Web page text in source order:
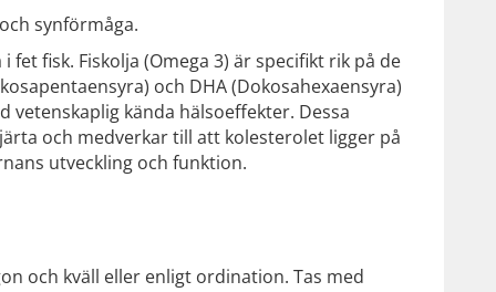
synförmåga.
fisk. Fiskolja (Omega 3) är specifikt rik på de
och DHA (Dokosahexaensyra)
kända hälsoeffekter. Dessa
och medverkar till att kolesterolet ligger på
utveckling och funktion.
och kväll eller enligt ordination. Tas med